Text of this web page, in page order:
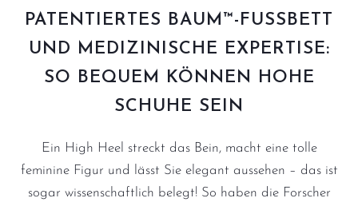
PATENTIERTES BAUM™-FUSSBETT U
ND MEDIZINISCHE EXPERTISE: S
O BEQUEM KÖNNEN HOHE S
CHUHE SEIN
Ein High Heel streckt das Bein, macht eine tolle
feminine Figur und lässt Sie elegant aussehen – das ist
sogar wissenschaftlich belegt! So haben die Forscher